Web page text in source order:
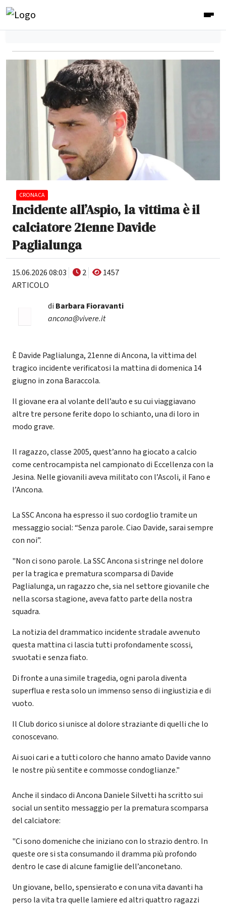
CRONACA
Incidente all’Aspio, la vittima è il
calciatore 21enne Davide
Paglialunga
15.06.2026 08:03 2
1457
ARTICOLO
di Barbara Fioravanti
ancona@vivere.it
È Davide Paglialunga, 21enne di Ancona, la vittima del
tragico incidente verificatosi la mattina di domenica 14
giugno in zona Baraccola.
Il giovane era al volante dell’auto e su cui viaggiavano
altre tre persone ferite dopo lo schianto, una di loro in
modo grave.
Il ragazzo, classe 2005, quest’anno ha giocato a calcio
come centrocampista nel campionato di Eccellenza con la
Jesina. Nelle giovanili aveva militato con l’Ascoli, il Fano e
l’Ancona.
La SSC Ancona ha espresso il suo cordoglio tramite un
messaggio social: “Senza parole. Ciao Davide, sarai sempre
con noi”.
"Non ci sono parole. La SSC Ancona si stringe nel dolore
per la tragica e prematura scomparsa di Davide
Paglialunga, un ragazzo che, sia nel settore giovanile che
nella scorsa stagione, aveva fatto parte della nostra
squadra.
La notizia del drammatico incidente stradale avvenuto
questa mattina ci lascia tutti profondamente scossi,
svuotati e senza fiato.
Di fronte a una simile tragedia, ogni parola diventa
superflua e resta solo un immenso senso di ingiustizia e di
vuoto.
Il Club dorico si unisce al dolore straziante di quelli che lo
conoscevano.
Ai suoi cari e a tutti coloro che hanno amato Davide vanno
le nostre più sentite e commosse condoglianze."
Anche il sindaco di Ancona Daniele Silvetti ha scritto sui
social un sentito messaggio per la prematura scomparsa
del calciatore:
"Ci sono domeniche che iniziano con lo strazio dentro. In
queste ore si sta consumando il dramma più profondo
dentro le case di alcune famiglie dell’anconetano.
Un giovane, bello, spensierato e con una vita davanti ha
perso la vita tra quelle lamiere ed altri quattro ragazzi